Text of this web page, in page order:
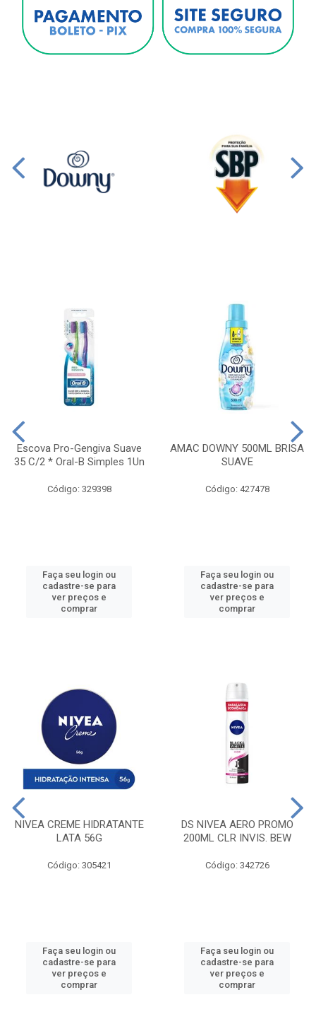
Escova Pro-Gengiva Suave
35 C/2 * Oral-B Simples 1Un
Código: 329398
Faça seu login ou
cadastre-se para
ver preços e
comprar
AMAC DOWNY 500ML BRISA
SUAVE
Código: 427478
Faça seu login ou
cadastre-se para
ver preços e
comprar
NIVEA CREME HIDRATANTE
LATA 56G
Código: 305421
Faça seu login ou
cadastre-se para
ver preços e
comprar
DS NIVEA AERO PROMO
200ML CLR INVIS. BEW
Código: 342726
Faça seu login ou
cadastre-se para
ver preços e
comprar